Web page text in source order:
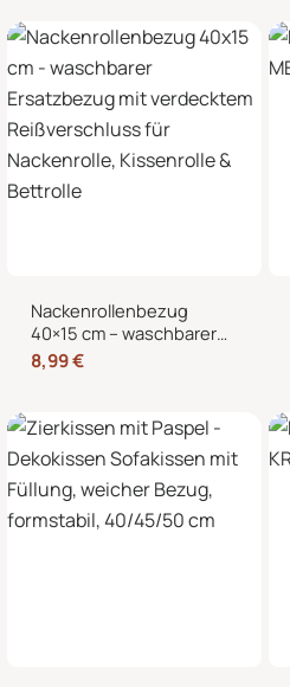
Nackenrollenbezug
40×15 cm – waschbarer
Ersatzbezug mit
verdecktem
Nackenrolle, Kissenrolle &
8,99€